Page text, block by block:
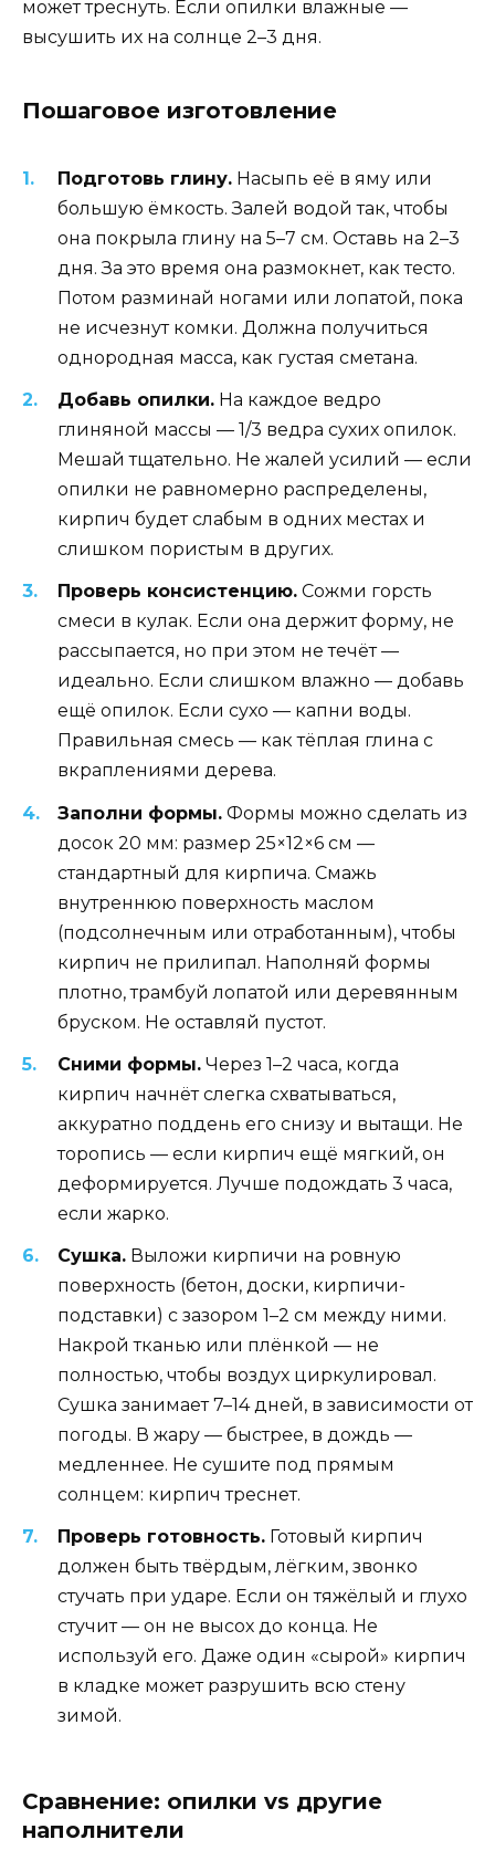
может треснуть. Если опилки влажные —
высушить их на солнце 2–3 дня.
Пошаговое изготовление
Подготовь глину. Насыпь её в яму или
большую ёмкость. Залей водой так, чтобы
она покрыла глину на 5–7 см. Оставь на 2–3
дня. За это время она размокнет, как тесто.
Потом разминай ногами или лопатой, пока
не исчезнут комки. Должна получиться
однородная масса, как густая сметана.
Добавь опилки. На каждое ведро
глиняной массы — 1/3 ведра сухих опилок.
Мешай тщательно. Не жалей усилий — если
опилки не равномерно распределены,
кирпич будет слабым в одних местах и
слишком пористым в других.
Проверь консистенцию. Сожми горсть
смеси в кулак. Если она держит форму, не
рассыпается, но при этом не течёт —
идеально. Если слишком влажно — добавь
ещё опилок. Если сухо — капни воды.
Правильная смесь — как тёплая глина с
вкраплениями дерева.
Заполни формы. Формы можно сделать из
досок 20 мм: размер 25×12×6 см —
стандартный для кирпича. Смажь
внутреннюю поверхность маслом
(подсолнечным или отработанным), чтобы
кирпич не прилипал. Наполняй формы
плотно, трамбуй лопатой или деревянным
бруском. Не оставляй пустот.
Сними формы. Через 1–2 часа, когда
кирпич начнёт слегка схватываться,
аккуратно поддень его снизу и вытащи. Не
торопись — если кирпич ещё мягкий, он
деформируется. Лучше подождать 3 часа,
если жарко.
Сушка. Выложи кирпичи на ровную
поверхность (бетон, доски, кирпичи-
подставки) с зазором 1–2 см между ними.
Накрой тканью или плёнкой — не
полностью, чтобы воздух циркулировал.
Сушка занимает 7–14 дней, в зависимости от
погоды. В жару — быстрее, в дождь —
медленнее. Не сушите под прямым
солнцем: кирпич треснет.
Проверь готовность. Готовый кирпич
должен быть твёрдым, лёгким, звонко
стучать при ударе. Если он тяжёлый и глухо
стучит — он не высох до конца. Не
используй его. Даже один «сырой» кирпич
в кладке может разрушить всю стену
зимой.
Сравнение: опилки vs другие
наполнители